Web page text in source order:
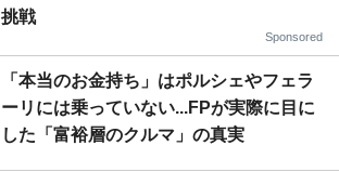
挑戦
Sponsored
「本当のお金持ち」はポルシェやフェラ
ーリには乗っていない...FPが実際に目に
した「富裕層のクルマ」の真実